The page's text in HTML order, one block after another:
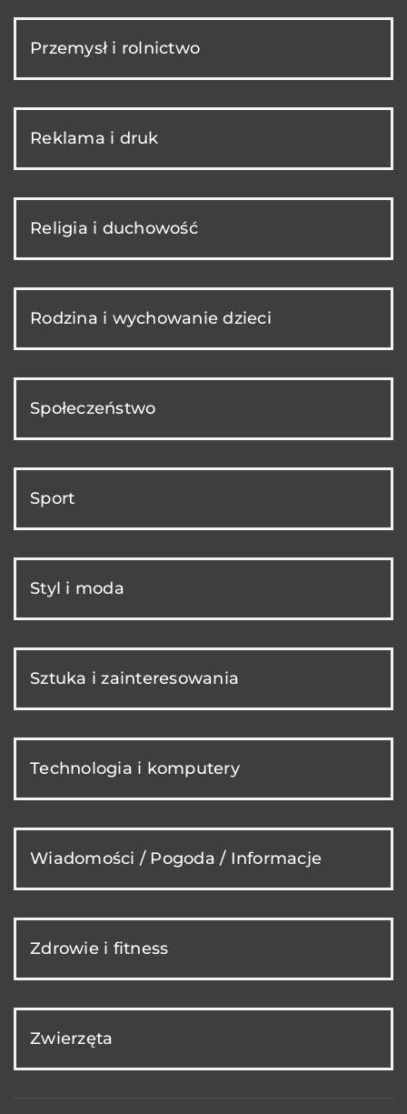
Przemysł i rolnictwo
Reklama i druk
Religia i duchowość
Rodzina i wychowanie dzieci
Społeczeństwo
Sport
Styl i moda
Sztuka i zainteresowania
Technologia i komputery
Wiadomości / Pogoda / Informacje
Zdrowie i fitness
Zwierzęta